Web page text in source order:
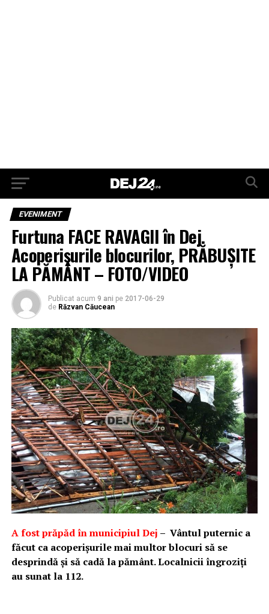
EVENIMENT
Furtuna FACE RAVAGII în Dej.
Acoperișurile blocurilor, PRĂBUȘITE
LA PĂMÂNT – FOTO/VIDEO
Publicat acum 9 ani pe 2017-06-29
de Răzvan Căucean
A fost prăpăd în municipiul Dej – Vântul puternic a
făcut ca acoperișurile mai multor blocuri să se
desprindă și să cadă la pământ. Localnicii îngroziți
au sunat la 112.